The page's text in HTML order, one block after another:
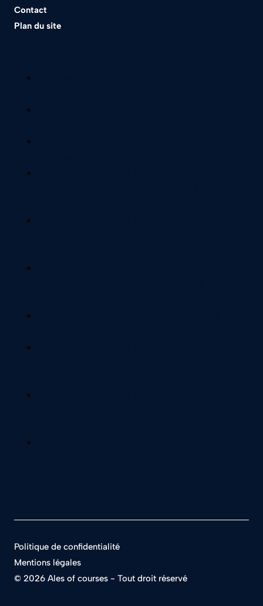
Contact
Plan du site
© 2026 Ales of courses - Tout droit réservé
Politique de confidentialité
Mentions légales